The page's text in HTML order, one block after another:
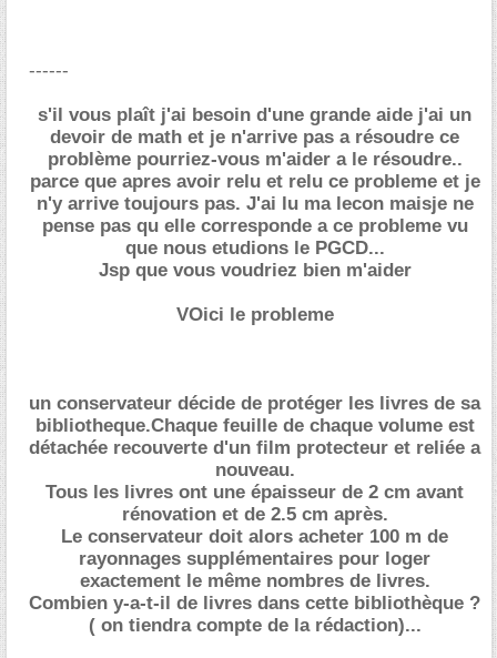
------
s'il vous plaît j'ai besoin d'une grande aide j'ai un
devoir de math et je n'arrive pas a résoudre ce
problème pourriez-vous m'aider a le résoudre..
parce que apres avoir relu et relu ce probleme et je
n'y arrive toujours pas. J'ai lu ma lecon maisje ne
pense pas qu elle corresponde a ce probleme vu
que nous etudions le PGCD...
Jsp que vous voudriez bien m'aider
VOici le probleme
un conservateur décide de protéger les livres de sa
bibliotheque.Chaque feuille de chaque volume est
détachée recouverte d'un film protecteur et reliée a
nouveau.
Tous les livres ont une épaisseur de 2 cm avant
rénovation et de 2.5 cm après.
Le conservateur doit alors acheter 100 m de
rayonnages supplémentaires pour loger
exactement le même nombres de livres.
Combien y-a-t-il de livres dans cette bibliothèque ?
( on tiendra compte de la rédaction)...